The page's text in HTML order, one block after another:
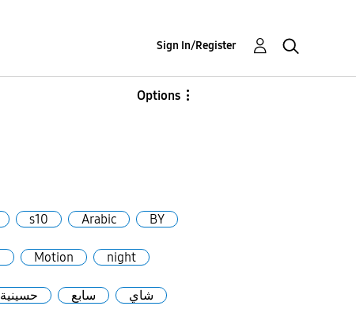
Sign In/Register
Options
s10 Arabic BY
Motion night
حسينية سابع شاي